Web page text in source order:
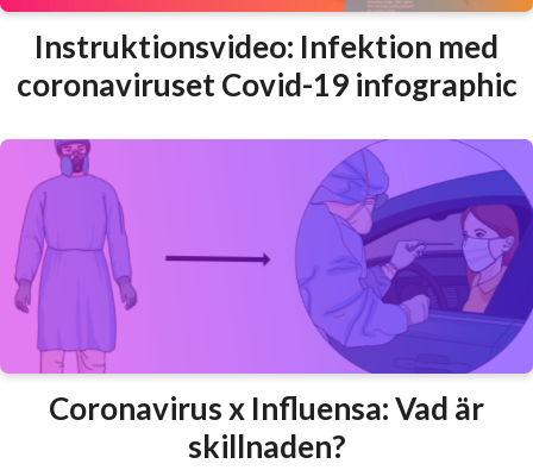
Instruktionsvideo: Infektion med
coronaviruset Covid-19 infographic
Coronavirus x Influensa: Vad är
skillnaden?